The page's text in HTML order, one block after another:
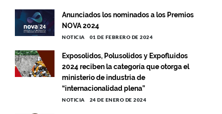
Anunciados los nominados a los Premios
NOVA 2024
NOTICIA 01 DE FEBRERO DE 2024
Exposolidos, Polusolidos y Expofluidos
2024 reciben la categoría que otorga el
ministerio de industria de
“internacionalidad plena”
NOTICIA 24 DE ENERO DE 2024